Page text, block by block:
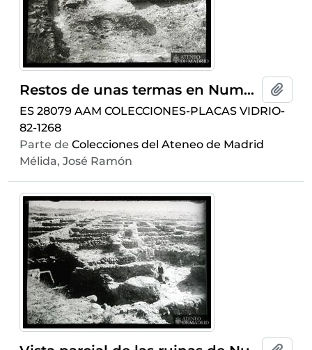
Restos de unas termas en Numancia descubiertas por el Sr. Saavedra
ES 28079 AAM COLECCIONES-PLACAS VIDRIO-
82-1268
Parte de Colecciones del Ateneo de Madrid
Mélida, José Ramón